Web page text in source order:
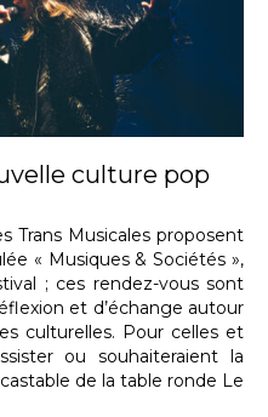
culture pop
Trans Musicales proposent
« Musiques & Sociétés »,
; ces rendez-vous sont
et d’échange autour
culturelles. Pour celles et
ou souhaiteraient la
de la table ronde Le